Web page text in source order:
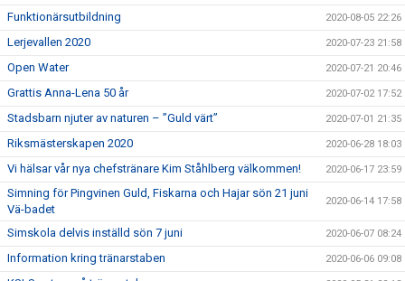
Funktionärsutbildning 2020-08-05 22:26
Lerjevallen 2020 2020-07-23 21:58
Open Water 2020-07-21 20:46
Grattis Anna-Lena 50 år 2020-07-02 17:52
Stadsbarn njuter av naturen – ”Guld värt” 2020-07-01 21:35
Riksmästerskapen 2020 2020-06-28 18:03
Vi hälsar vår nya chefstränare Kim Ståhlberg välkommen! 2020-06-17 23:59
Simning för Pingvinen Guld, Fiskarna och Hajar sön 21 juni
Vä-badet
2020-06-14 17:58
Simskola delvis inställd sön 7 juni 2020-06-07 08:24
Information kring tränarstaben 2020-06-06 09:08